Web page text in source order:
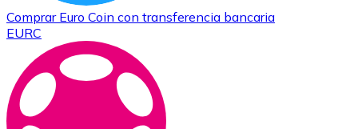
Comprar Euro Coin con transferencia bancaria
EURC